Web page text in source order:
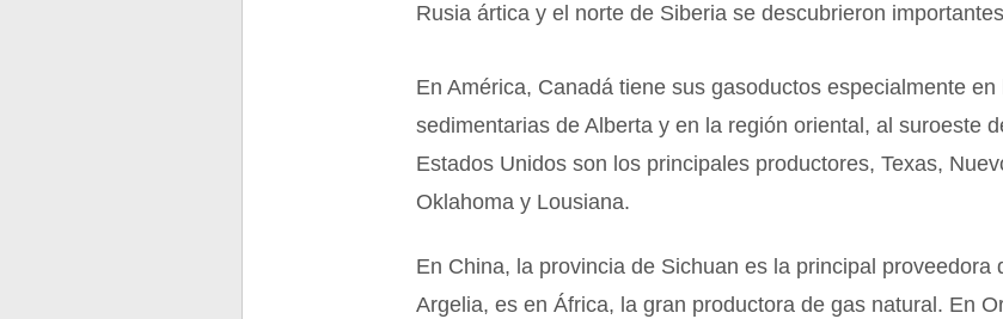
Rusia ártica y el norte de Siberia se descubrieron
En América, Canadá tiene sus gasoductos especialmente en
sedimentarias de Alberta y en la región oriental, al suroeste
Estados Unidos son los principales productores, Texas,
Oklahoma y Lousiana.
En China, la provincia de Sichuan es la principal proveedora
Argelia, es en África, la gran productora de gas natural. En